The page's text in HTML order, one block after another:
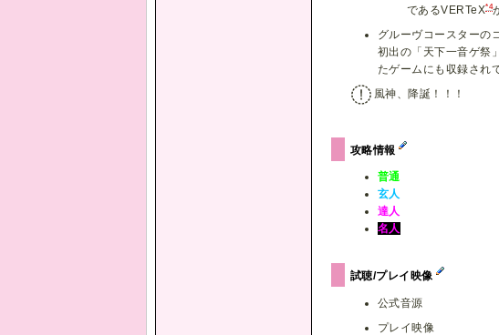
であるVERTeX*4
グルーヴコースターの
初出の「天下一音ゲ祭
たゲームにも収録され
風神、降誕！！！
攻略情報
普通
玄人
達人
名人
試聴/プレイ映像
公式音源
プレイ映像